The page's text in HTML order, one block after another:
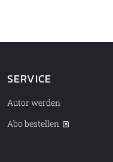
SERVICE
Autor werden
Abo bestellen